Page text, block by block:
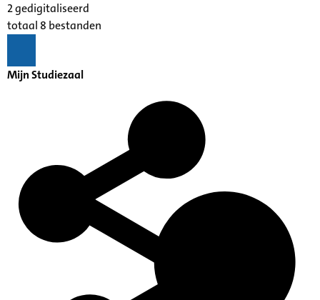
2 gedigitaliseerd
totaal 8 bestanden
Mijn Studiezaal